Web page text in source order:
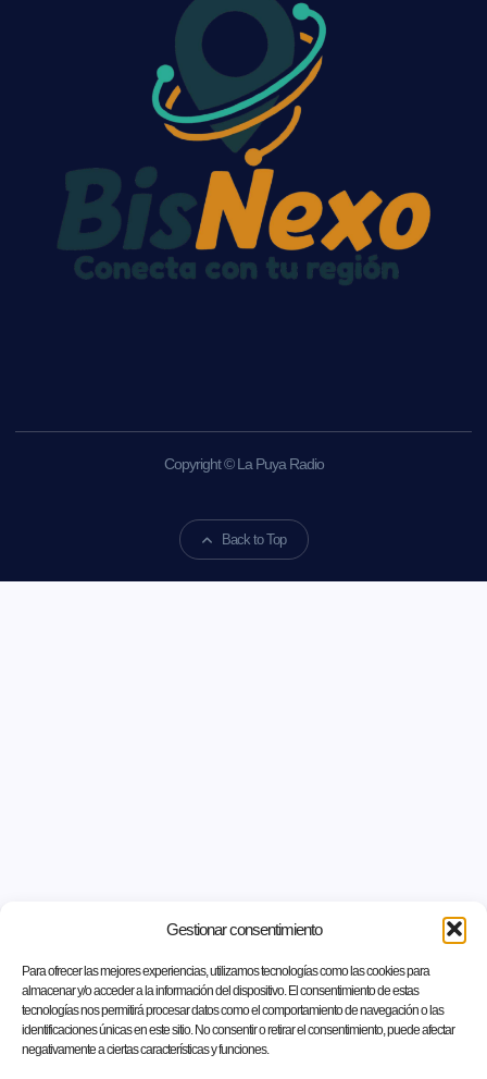
Gestionar consentimiento
Para ofrecer las mejores experiencias, utilizamos tecnologías como las cookies para
almacenar y/o acceder a la información del dispositivo. El consentimiento de estas
tecnologías nos permitirá procesar datos como el comportamiento de navegación o las
identificaciones únicas en este sitio. No consentir o retirar el consentimiento, puede afectar
negativamente a ciertas características y funciones.
Copyright © La Puya Radio
Back to Top